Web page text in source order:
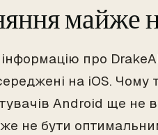
майже
про
на iOS.
Android ще не
не бути